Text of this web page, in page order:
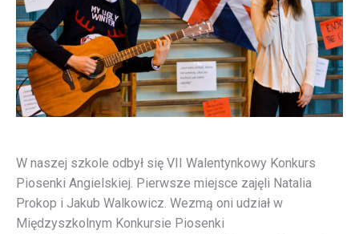
W naszej szkole odbył się VII Walentynkowy Konkurs
Piosenki Angielskiej. Pierwsze miejsce zajęli Natalia
Prokop i Jakub Walkowicz. Wezmą oni udział w
Międzyszkolnym Konkursie Piosenki